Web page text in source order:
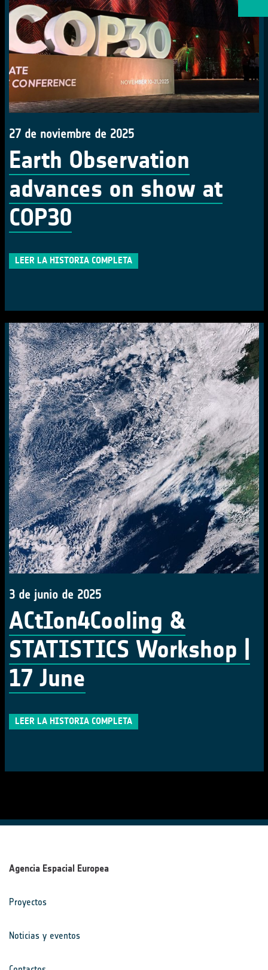
27 de noviembre de 2025
Earth Observation
advances on show at
COP30
LEER LA HISTORIA COMPLETA
3 de junio de 2025
ACtIon4Cooling &
STATISTICS Workshop |
17 June
LEER LA HISTORIA COMPLETA
Agencia Espacial Europea
Proyectos
Noticias y eventos